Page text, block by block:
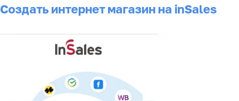
Создать интернет магазин на inSales